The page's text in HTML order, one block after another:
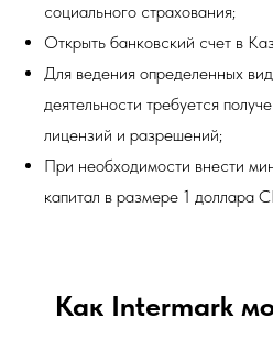
социального страхования;
Открыть банковский счет в
Для ведения определенных
деятельности требуется
лицензий и разрешений;
При необходимости внести
капитал в размере 1 доллара
Как Intermark